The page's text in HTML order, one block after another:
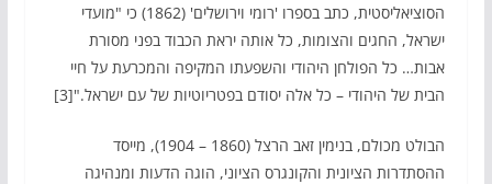
הסוציאליסטית, כתב בספרו 'רומי וירושלים' (1862) כי "מועדי
ישראל, החגים והצומות, כל אותה יראת הכבוד בפני מסורת
אבות… כל הפולחן היהודי והשפעתו המקיפה והמכרעת על חיי
הבית של היהודי – כל אלה יסודם בפטריוטיות של עם ישראל."[3]
הבולט מכולם, בנימין זאב הרצל (1860 – 1904), מייסד
ההסתדרות הציונית והקונגרס הציוני, הוגה הדעות ומנהיגה